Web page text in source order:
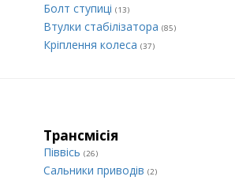
Болт ступиці (13)
Втулки стабілізатора (85)
Кріплення колеса (37)
Трансмісія
Піввісь (26)
Сальники приводів (2)